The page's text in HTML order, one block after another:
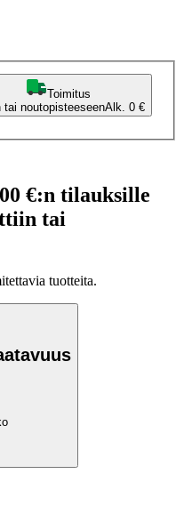
Toimitus
tai noutopisteeseenAlk. 0 €
€:n tilauksille
tai
tuotteita.